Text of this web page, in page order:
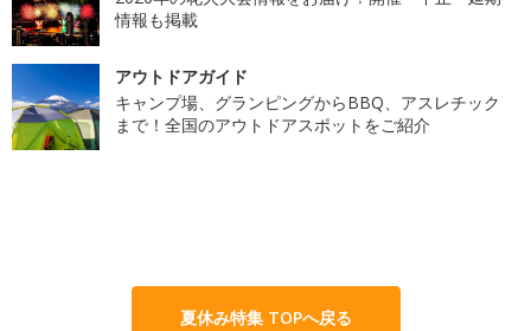
情報も掲載
アウトドアガイド
キャンプ場、グランピングからBBQ、アスレチック
まで！全国のアウトドアスポットをご紹介
夏休み特集 TOPへ戻る